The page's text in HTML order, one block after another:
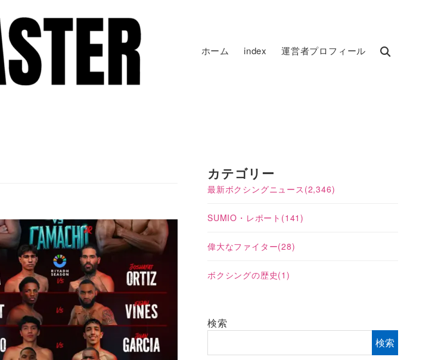
ホーム index 運営者プロフィール
カテゴリー
最新ボクシングニュース (2,346)
SUMIO・レポート (141)
偉大なファイター(28)
ボクシングの歴史(1)
検索
検索